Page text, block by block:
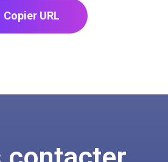
Copier URL